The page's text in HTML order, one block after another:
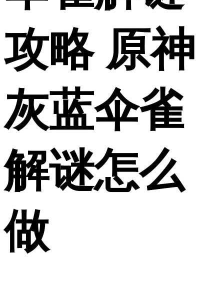
攻略 原神
灰蓝伞雀
解谜怎么
做